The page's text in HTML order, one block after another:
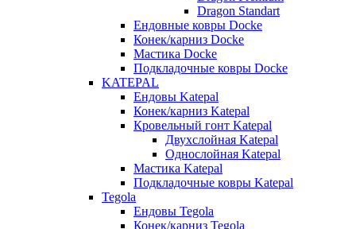
Dragon Standart
Ендовные ковры Docke
Конек/карниз Docke
Мастика Docke
Подкладочные ковры Docke
KATEPAL
Ендовы Katepal
Конек/карниз Katepal
Кровельный гонт Katepal
Двухслойная Katepal
Однослойная Katepal
Мастика Katepal
Подкладочные ковры Katepal
Tegola
Ендовы Tegola
Конек/карниз Tegola